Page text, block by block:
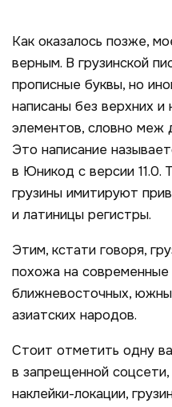
Как оказалось позже,
верным. В грузинской
прописные буквы, но
написаны без верхних
элементов, словно меж
Это написание
в Юникод с версии 11.0.
грузины имитируют
и латиницы регистры.
Этим, кстати говоря,
похожа на
ближневосточных,
азиатских народов.
Стоит отметить одну
в запрещенной
наклейки-локации,